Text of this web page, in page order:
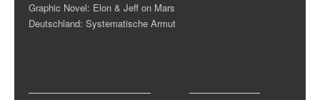
Graphic Novel: Elon & Jeff on Mars
Deutschland: Systematische Armut